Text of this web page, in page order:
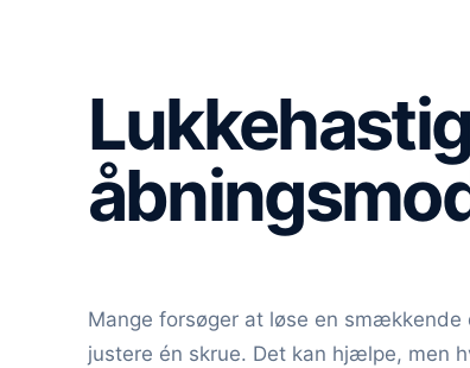
Mange forsøger at løse en smækkende
justere én skrue. Det kan hjælpe, men